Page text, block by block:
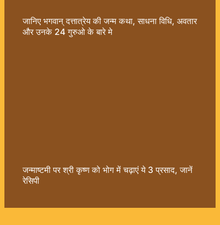
जानिए भगवान् दत्तात्रेय की जन्म कथा, साधना विधि, अवतार
और उनके 24 गुरुओ के बारे मे
जन्माष्टमी पर श्री कृष्ण को भोग में चढ़ाएं ये 3 प्रसाद, जानें
रेसिपी